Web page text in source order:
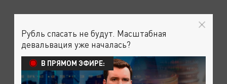
Рубль спасать не будут. Масштабная
девальвация уже началась?
В ПРЯМОМ ЭФИРЕ: